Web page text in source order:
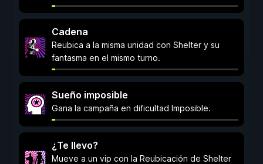
Cadena
Reubica a la misma unidad con Shelter y su
fantasma en el mismo turno.
Sueño imposible
Gana la campaña en dificultad Imposible.
¿Te llevo?
Mueve a un vip con la Reubicación de Shelter